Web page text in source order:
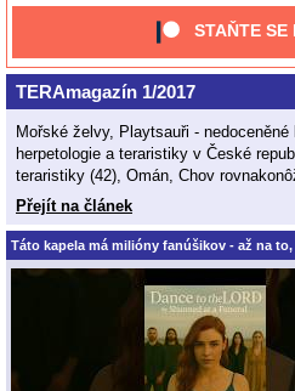
STAŇTE SE
TERAmagazín 1/2017
Mořské želvy, Playtsauři -
herpetologie a teraristiky v České
teraristiky (42), Omán, Chov
Přejít na článek
Táto kapela má milióny fanúšikov - až na